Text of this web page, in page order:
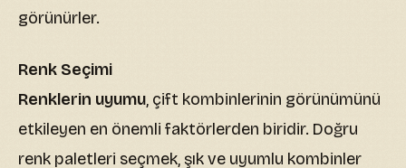
görünürler.
Renk Seçimi
Renklerin uyumu, çift kombinlerinin görünümünü
etkileyen en önemli faktörlerden biridir. Doğru
renk paletleri seçmek, şık ve uyumlu kombinler